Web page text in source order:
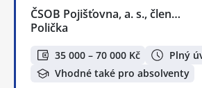
ČSOB Pojišťovna, a. s., člen…
Polička
35 000 – 70 000 Kč
Plný
Vhodné také pro absolventy